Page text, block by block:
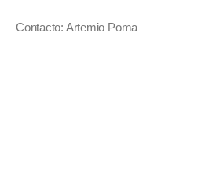
Contacto: Artemio Poma